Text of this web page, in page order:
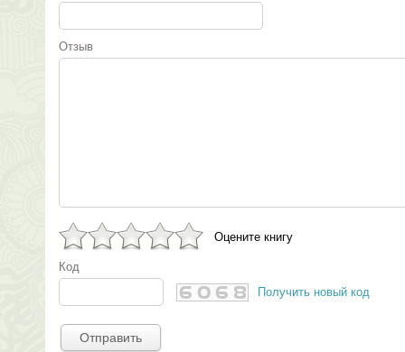
Отзыв
Оцените книгу
Код
Получить новый код
Отправить